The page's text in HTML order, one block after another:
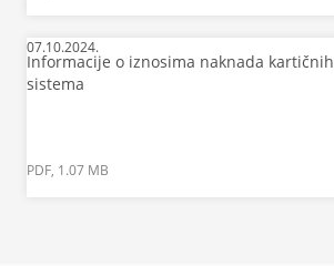
07.10.2024.
Informacije o iznosima naknada kartičnih
sistema
PDF, 1.07 MB